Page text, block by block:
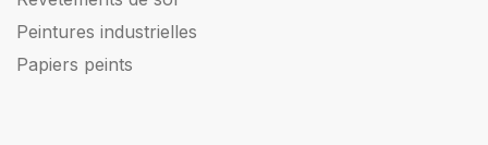
Peintures industrielles
Papiers peints